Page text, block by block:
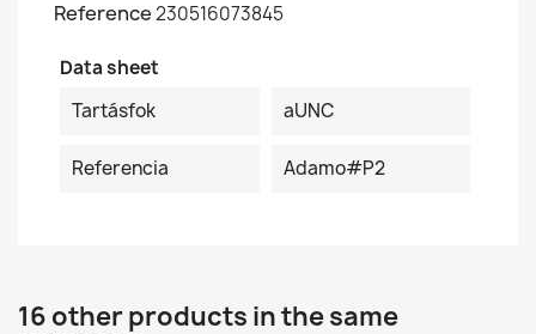
Reference230516073845
Data sheet
Tartásfok
aUNC
Referencia Adamo#P2
16 other products in the same